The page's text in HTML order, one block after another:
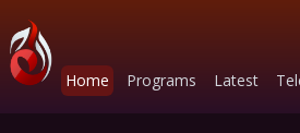
Home Programs Latest